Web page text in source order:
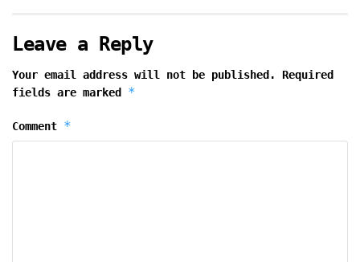
Leave a Reply
Your email address will not be published.
Required
fields are marked *
Comment *